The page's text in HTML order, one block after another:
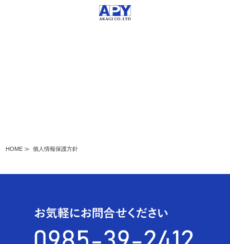
HOME ≫ 個人情報保護方針